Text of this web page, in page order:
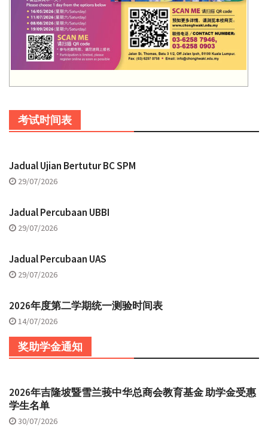
考试时间表
Jadual Ujian Bertutur BC SPM
29/07/2026
Jadual Percubaan UBBI
29/07/2026
Jadual Percubaan UAS
29/07/2026
2026年度第二学期统一测验时间表
14/07/2026
奖助学金通知
2026年吉隆坡暨雪兰莪中华总商会教育基金 助学金受惠
学生名单
30/07/2026